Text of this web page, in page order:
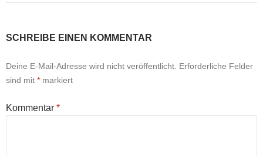
SCHREIBE EINEN KOMMENTAR
Deine E-Mail-Adresse wird nicht veröffentlicht. Erforderliche Felder
sind mit * markiert
Kommentar *